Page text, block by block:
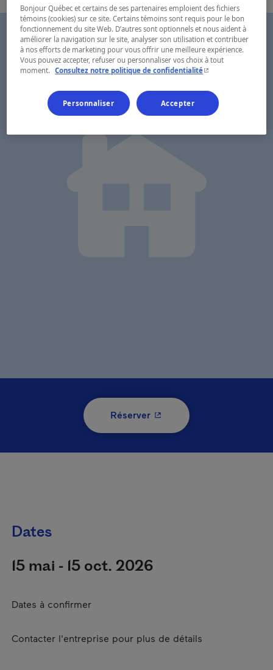
Réserver- Cet hyperlien s'ouvrira
Dates
15 mai - 15 oct. 2026
Dates à confirmer
Contacter l'entreprise pour plus de détails
Bonjour Québec et certains de ses partenaires emploient des fichiers
témoins (cookies) sur ce site. Certains témoins sont requis pour le bon
fonctionnement du site Web. D’autres sont optionnels et nous aident à
améliorer la navigation sur le site, analyser son utilisation et contribuer
à nos efforts de marketing pour vous offrir une meilleure expérience.
Vous pouvez accepter, refuser ou personnaliser vos choix à tout
moment.
Consultez notre politique de confidentialité- Cet hyperlien
Personnaliser Accepter